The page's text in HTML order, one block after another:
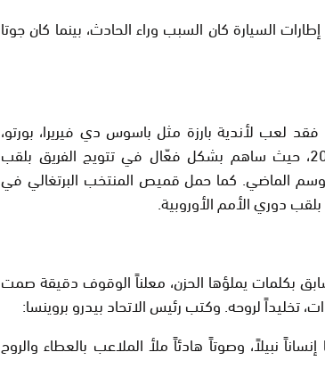
السيارة كان السبب وراء الحادث، بينما كان جوتا
لعب لأندية بارزة مثل باسوس دي فيريرا، بورتو،
وولفرهامبتون، قبل أن يلتحق بليفربول عام 2020، حيث ساهم بشكل فعّال في تتويج الفريق بلقب
الماضي. كما حمل قميص المنتخب البرتغالي في
بكلمات يملؤها الحزن، معلناً الوقوف دقيقة صمت
تخليداً لروحه. وكتب رئيس الاتحاد بيدرو بروينسا:
نبيلاً، وصوتاً هادئاً ملأ الملاعب بالعطاء والروح